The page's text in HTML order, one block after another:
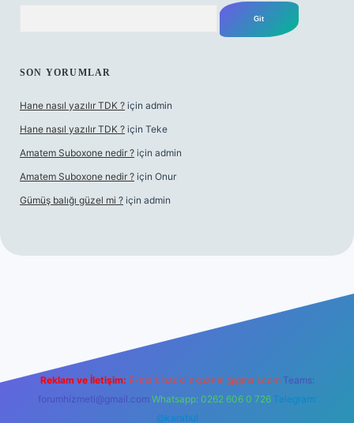
SON YORUMLAR
Hane nasıl yazılır TDK ? için admin
Hane nasıl yazılır TDK ? için Teke
Amatem Suboxone nedir ? için admin
Amatem Suboxone nedir ? için Onur
Gümüş balığı güzel mi ? için admin
Reklam ve İletişim: E-mail: backlinkpaneli@gmail.com Teams:
forumhizmeti@gmail.com Whatsapp: 0262 606 0 726 Telegram:
@karabul